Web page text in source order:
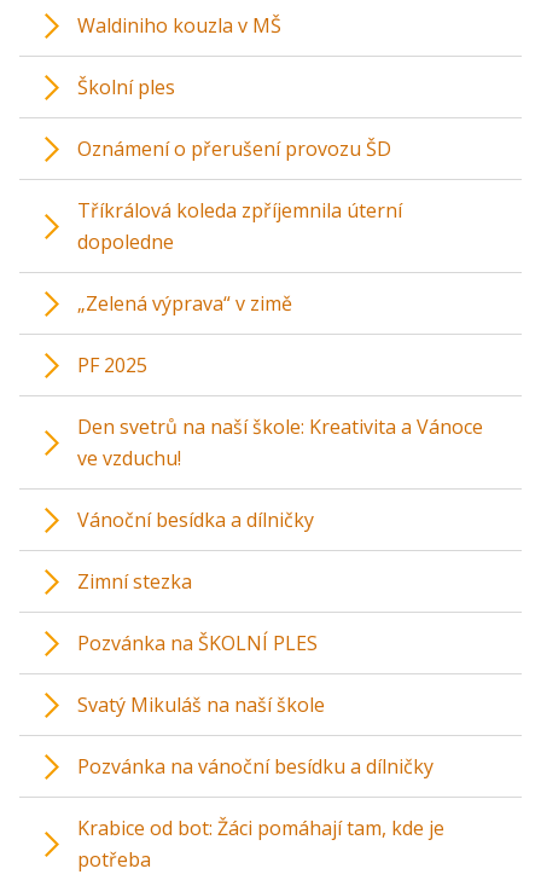
Waldiniho kouzla v MŠ
Školní ples
Oznámení o přerušení provozu ŠD
Tříkrálová koleda zpříjemnila úterní
dopoledne
„Zelená výprava“ v zimě
PF 2025
Den svetrů na naší škole: Kreativita a Vánoce
ve vzduchu!
Vánoční besídka a dílničky
Zimní stezka
Pozvánka na ŠKOLNÍ PLES
Svatý Mikuláš na naší škole
Pozvánka na vánoční besídku a dílničky
Krabice od bot: Žáci pomáhají tam, kde je
potřeba